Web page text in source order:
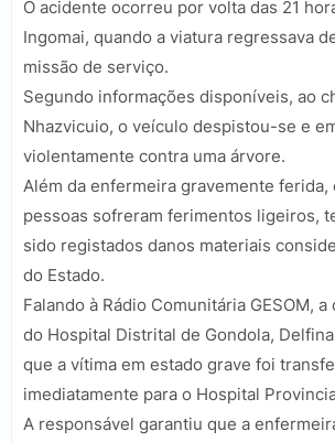
O acidente ocorreu por volta das 21
Ingomai, quando a viatura regressava
missão de serviço.
Segundo informações disponíveis, ao
Nhazvicuio, o veículo despistou-se e
violentamente contra uma árvore.
Além da enfermeira gravemente ferida,
pessoas sofreram ferimentos ligeiros,
sido registados danos materiais
do Estado.
Falando à Rádio Comunitária GESOM,
do Hospital Distrital de Gondola,
que a vítima em estado grave foi
imediatamente para o Hospital
A responsável garantiu que a